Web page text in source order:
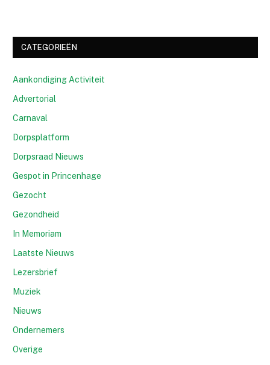
CATEGORIEËN
Aankondiging Activiteit
Advertorial
Carnaval
Dorpsplatform
Dorpsraad Nieuws
Gespot in Princenhage
Gezocht
Gezondheid
In Memoriam
Laatste Nieuws
Lezersbrief
Muziek
Nieuws
Ondernemers
Overige